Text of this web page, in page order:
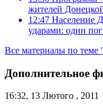
жителей
12:47 Население
ударами: один
Все материалы по теме
Дополнительное
16:32, 13 Лютого , 2011